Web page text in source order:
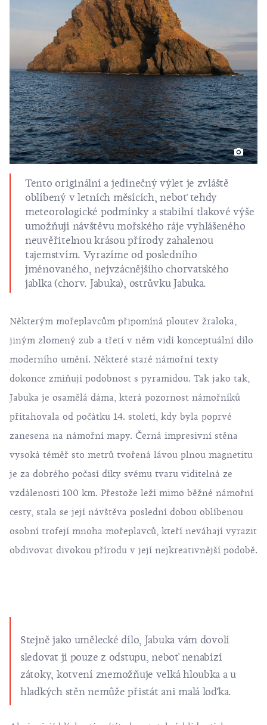
Tento originální a jedinečný výlet je zvláště
oblíbený v letních měsících, neboť tehdy
meteorologické podmínky a stabilní tlakové výše
umožňují návštěvu mořského ráje vyhlášeného
neuvěřitelnou krásou přírody zahalenou
tajemstvím. Vyrazíme od posledního
jménovaného, nejvzácnějšího chorvatského
jablka (chorv. Jabuka), ostrůvku Jabuka.
Některým mořeplavcům připomíná ploutev žraloka,
jiným zlomený zub a třetí v něm vidí konceptuální dílo
moderního umění. Některé staré námořní texty
dokonce zmiňují podobnost s pyramidou. Tak jako tak,
Jabuka je osamělá dáma, která pozornost námořníků
přitahovala od počátku 14. století, kdy byla poprvé
zanesena na námořní mapy. Černá impresivní stěna
vysoká téměř sto metrů tvořená lávou plnou magnetitu
je za dobrého počasí díky svému tvaru viditelná ze
vzdálenosti 100 km. Přestože leží mimo běžné námořní
cesty, stala se její návštěva poslední dobou oblíbenou
osobní trofejí mnoha mořeplavců, kteří neváhají vyrazit
obdivovat divokou přírodu v její nejkreativnější podobě.
Stejně jako umělecké dílo, Jabuka vám dovolí
sledovat ji pouze z odstupu, neboť nenabízí
zátoky, kotvení znemožňuje velká hloubka a u
hladkých stěn nemůže přistát ani malá loďka.